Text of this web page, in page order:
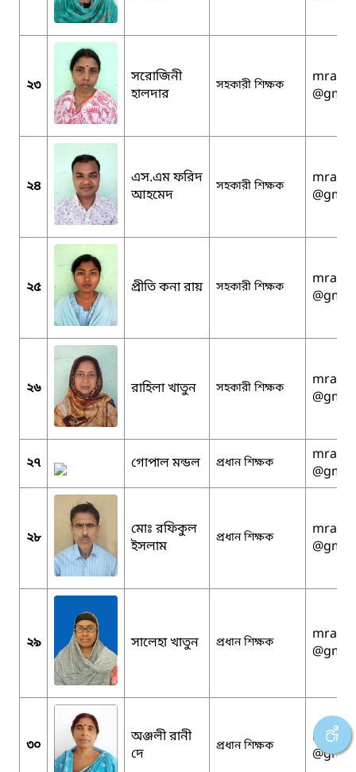
২৩
সরোজিনী
হালদার
সহকারী শিক্ষক
২৪
এস.এম ফরিদ
আহমেদ
সহকারী শিক্ষক
২৫ প্রীতি কনা রায় সহকারী শিক্ষক
২৬ রাহিলা খাতুন সহকারী শিক্ষক
২৭ গোপাল মন্ডল প্রধান শিক্ষক
২৮
মোঃ রফিকুল
ইসলাম
প্রধান শিক্ষক
২৯ সালেহা খাতুন প্রধান শিক্ষক
৩০
অঞ্জলী রানী
দে
প্রধান শিক্ষক